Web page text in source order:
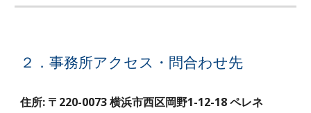
２．事務所アクセス・問合わせ先
住所: 〒220-0073 横浜市西区岡野1-12-18 ペレネ